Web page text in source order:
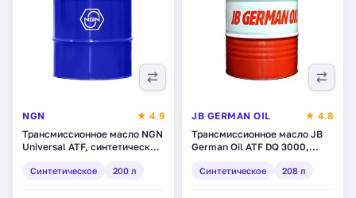
NGN
★ 4.9
Трансмиссионное масло NGN
Universal ATF, синтетическое,
Синтетическое 200 л
JB GERMAN OIL
★ 4.8
Трансмиссионное масло JB
German Oil ATF DQ 3000,
(4027311007395)
Синтетическое 208 л